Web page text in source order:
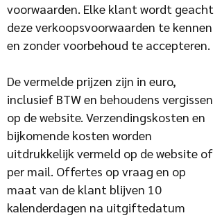
voorwaarden. Elke klant wordt geacht
deze verkoopsvoorwaarden te kennen
en zonder voorbehoud te accepteren.
De vermelde prijzen zijn in euro,
inclusief BTW en behoudens vergissen
op de website. Verzendingskosten en
bijkomende kosten worden
uitdrukkelijk vermeld op de website of
per mail. Offertes op vraag en op
maat van de klant blijven 10
kalenderdagen na uitgiftedatum